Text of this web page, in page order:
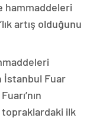
hammaddeleri
artış olduğunu
İstanbul Fuar
topraklardaki ilk